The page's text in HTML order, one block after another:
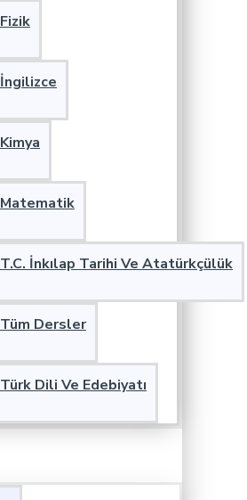
Fizik
İngilizce
Kimya
Matematik
T.C. İnkılap Tarihi Ve Atatürkçülük
Tüm Dersler
Türk Dili Ve Edebiyatı